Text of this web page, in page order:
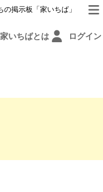
掲示板「家いちば」
家いちばとは ログイン